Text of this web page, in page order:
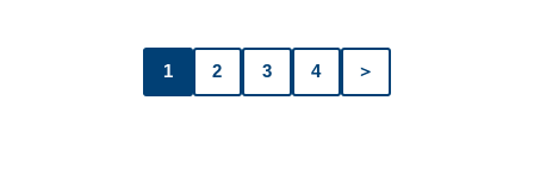
1 2 3 4 ＞